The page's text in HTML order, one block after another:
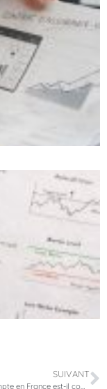
SUIVANT
Ouvrir un compte en France est-il compliqué pour un non-résident?